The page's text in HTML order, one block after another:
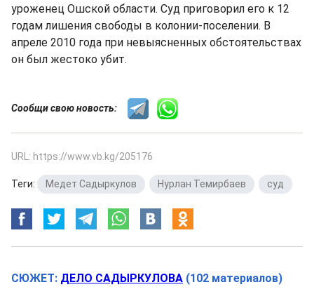
уроженец Ошской области. Суд приговорил его к 12
годам лишения свободы в колонии-поселении. В
апреле 2010 года при невыясненных обстоятельствах
он был жестоко убит.
Сообщи свою новость:
URL: https://www.vb.kg/205176
Теги: Медет Садыркулов Нурлан Темирбаев суд
СЮЖЕТ: ДЕЛО САДЫРКУЛОВА (102 материалов)